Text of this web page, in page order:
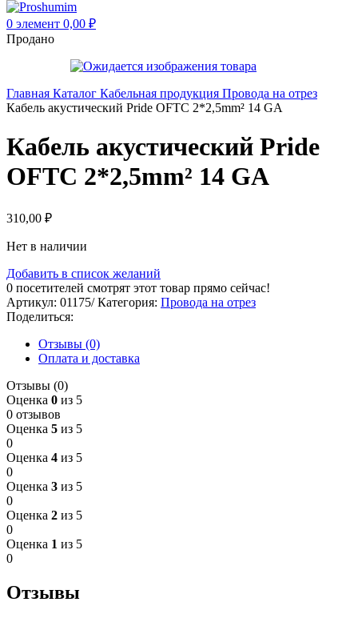
0 элемент 0,00 ₽
Продано
Главная Каталог Кабельная продукция Провода на отрез
Кабель акустический Pride OFTC 2*2,5mm² 14 GA
Кабель акустический Pride
OFTC 2*2,5mm² 14 GA
310,00 ₽
Нет в наличии
Добавить в список желаний
0 посетителей смотрят этот товар прямо сейчас!
Артикул: 01175/Категория: Провода на отрез
Поделиться:
Отзывы (0)
Оплата и доставка
Отзывы (0)
Оценка 0 из 5
0 отзывов
Оценка 5 из 5
0
Оценка 4 из 5
0
Оценка 3 из 5
0
Оценка 2 из 5
0
Оценка 1 из 5
0
Отзывы